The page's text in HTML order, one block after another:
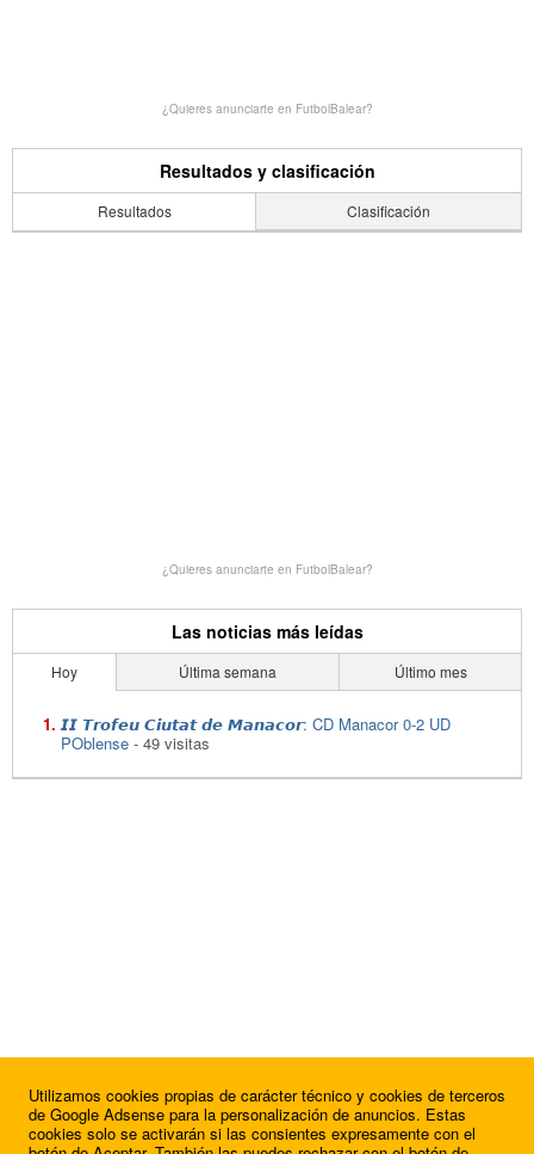
¿Quieres anunciarte en FutbolBalear?
Resultados y clasificación
Resultados Clasificación
¿Quieres anunciarte en FutbolBalear?
Las noticias más leídas
Hoy Última semana Último mes
𝙄𝙄 𝙏𝙧𝙤𝙛𝙚𝙪 𝘾𝙞𝙪𝙩𝙖𝙩 𝙙𝙚 𝙈𝙖𝙣𝙖𝙘𝙤𝙧: CD Manacor 0-2 UD
POblense - 49 visitas
Utilizamos cookies propias de carácter técnico y cookies de terceros
de Google Adsense para la personalización de anuncios. Estas
cookies solo se activarán si las consientes expresamente con el